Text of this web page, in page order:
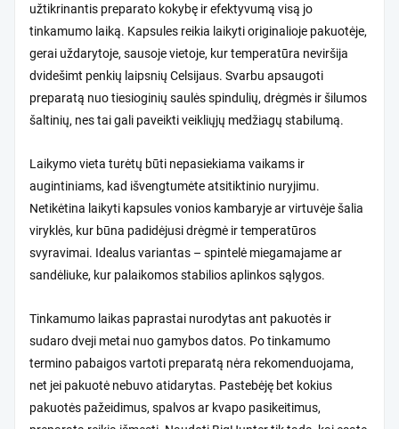
užtikrinantis preparato kokybę ir efektyvumą visą jo
tinkamumo laiką. Kapsules reikia laikyti originalioje pakuotėje,
gerai uždarytoje, sausoje vietoje, kur temperatūra neviršija
dvidešimt penkių laipsnių Celsijaus. Svarbu apsaugoti
preparatą nuo tiesioginių saulės spindulių, drėgmės ir šilumos
šaltinių, nes tai gali paveikti veikliųjų medžiagų stabilumą.
Laikymo vieta turėtų būti nepasiekiama vaikams ir
augintiniams, kad išvengtumėte atsitiktinio nuryjimu.
Netikėtina laikyti kapsules vonios kambaryje ar virtuvėje šalia
viryklės, kur būna padidėjusi drėgmė ir temperatūros
svyravimai. Idealus variantas – spintelė miegamajame ar
sandėliuke, kur palaikomos stabilios aplinkos sąlygos.
Tinkamumo laikas paprastai nurodytas ant pakuotės ir
sudaro dveji metai nuo gamybos datos. Po tinkamumo
termino pabaigos vartoti preparatą nėra rekomenduojama,
net jei pakuotė nebuvo atidarytas. Pastebėję bet kokius
pakuotės pažeidimus, spalvos ar kvapo pasikeitimus,